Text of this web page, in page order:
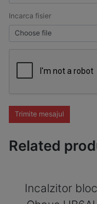
Incarca fisier
Choose file
Trimite mesajul
Related
Incalzitor